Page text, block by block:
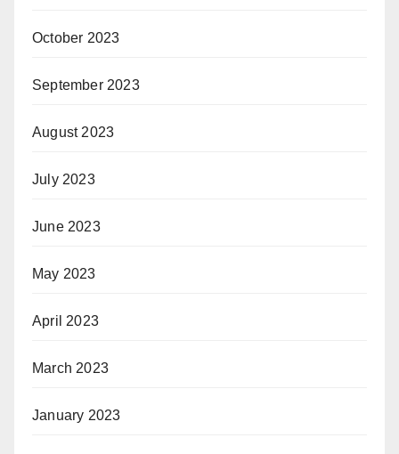
October 2023
September 2023
August 2023
July 2023
June 2023
May 2023
April 2023
March 2023
January 2023